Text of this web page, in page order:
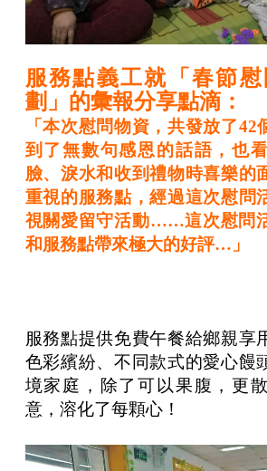
服務點義工就「春節
劃」的彙報分享點滴：
「本次慰問物資，共發放了
到了無數句感恩的話語，也
臉、淚水和收到禮物時喜樂的
重視的服務點，經過這次慰問
視關愛留守活動……這次慰問
和服務點帶來極大的好評…」
服務點提供免費午餐給鄉親享
色彩繽紛、不同款式的愛心饅
境家庭，除了可以果腹，更
意，溶化了每顆心！